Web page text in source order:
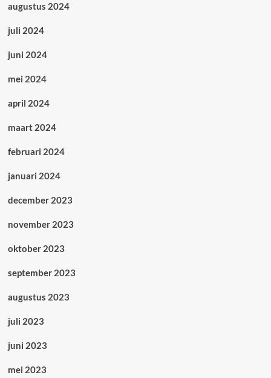
augustus 2024
juli 2024
juni 2024
mei 2024
april 2024
maart 2024
februari 2024
januari 2024
december 2023
november 2023
oktober 2023
september 2023
augustus 2023
juli 2023
juni 2023
mei 2023